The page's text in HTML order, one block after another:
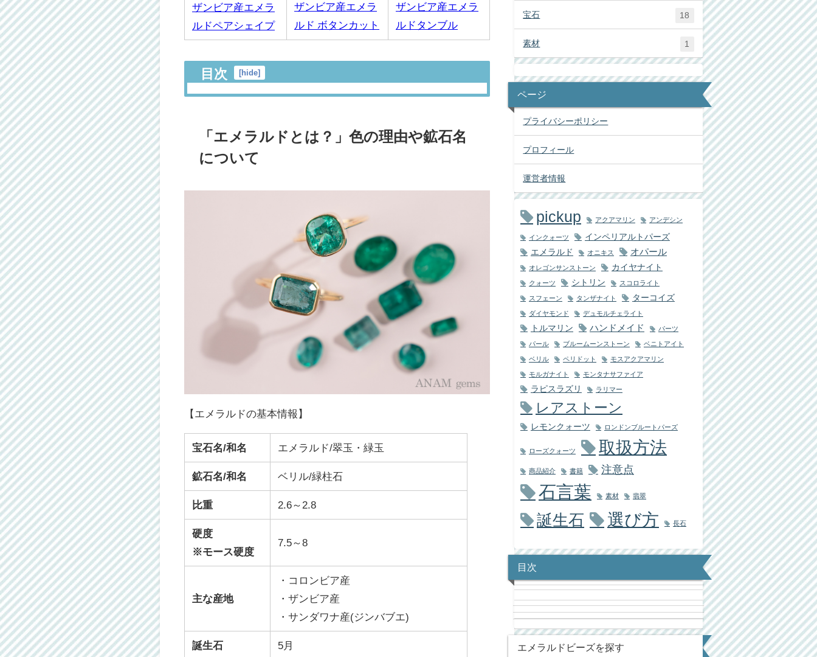
ザンビア産エメラ
ルドペアシェイプ
ザンビア産エメラ
ルド ボタンカット
ザンビア産エメラ
ルドタンブル
目次 [hide]
「エメラルドとは？」色の理由や鉱石名
について
【エメラルドの基本情報】
宝石名/和名 エメラルド/翠玉・緑玉
鉱石名/和名 ベリル/緑柱石
比重 2.6～2.8
硬度
※モース硬度
7.5～8
主な産地
・コロンビア産
・ザンビア産
・サンダワナ産(ジンバブエ)
誕生石 5月
宝石 18
素材 1
ページ
プライバシーポリシー
プロフィール
運営者情報
pickup アクアマリン アンデシン
インクォーツ
インペリアルトパーズ
エメラルド
オニキス オパール
オレゴンサンストーン カイヤナイト
クォーツ シトリン スコロライト
スフェーン タンザナイト ターコイズ
ダイヤモンド デュモルチェライト
トルマリン ハンドメイド パーツ
パール ブルームーンストーン ベニトアイト
ベリル ペリドット モスアクアマリン
モルガナイト モンタナサファイア
ラピスラズリ ラリマー
レアストーン
レモンクォーツ ロンドンブルートパーズ
ローズクォーツ 取扱方法
商品紹介 書籍 注意点
石言葉 素材 翡翠
誕生石 選び方 長石
目次
エメラルドビーズを探す